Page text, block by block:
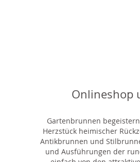
Onlineshop
Gartenbrunnen
Herzstück heimischer
Antikbrunnen und
und Ausführungen der